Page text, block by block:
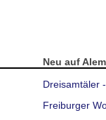
Neu auf
Dreisamtäler
Freiburger